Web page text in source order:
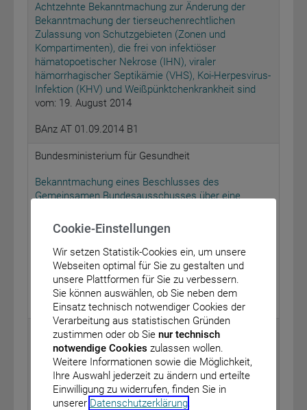
Achtzehnte Bekanntmachung zur Änderung der
Bekanntmachung der tierseuchenrechtlichen
Zulassung von Schutzgebieten (Zonen und
Kompartimenten), die frei von infektiöser
hämatopoetischer Nekrose (IHN), viraler
hämorrhagischer Septikämie (VHS), Koi-Herpesvirus-
Infektion (KHV) und Weißpünktchenkrankheit sind
vom: 19. August 2014
BAnz AT 01.09.2014 B1
Bundesministerium für Gesundheit
Bekanntmachung eines Beschlusses des
Gemeinsamen Bundesausschusses über eine
XII – Beschlüsse über die Nutzenbewertung von
Arzneimitteln mit neuen Wirkstoffen nach § 35a des
Fünften Buches Sozialgesetzbuch (SGB V) –
Sofosbuvir
vom: 17. Juli 2014
BAnz AT 01.09.2014 B2
Bundesministerium für Umwelt, Naturschutz, Bau
und Reaktorsicherheit
Bekanntmachung über den Entwurf eines
Sicherheitsstandards (Draft Safety Guide) der IAEO
zu Establishing the Infrastructure for Radiation
Cookie-Einstellungen
Wir setzen Statistik-Cookies ein, um unsere
Webseiten optimal für Sie zu gestalten und
unsere Plattformen für Sie zu verbessern.
Sie können auswählen, ob Sie neben dem
Einsatz technisch notwendiger Cookies der
Verarbeitung aus statistischen Gründen
zustimmen oder ob Sie nur technisch
notwendige Cookies zulassen wollen.
Weitere Informationen sowie die Möglichkeit,
Ihre Auswahl jederzeit zu ändern und erteilte
Einwilligung zu widerrufen, finden Sie in
unserer Datenschutzerklärung.